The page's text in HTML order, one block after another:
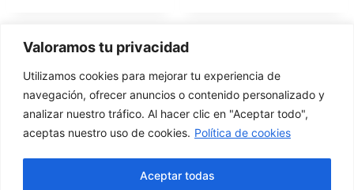
Valoramos tu privacidad
Utilizamos cookies para mejorar tu experiencia de
navegación, ofrecer anuncios o contenido personalizado y
analizar nuestro tráfico. Al hacer clic en "Aceptar todo",
aceptas nuestro uso de cookies. Política de cookies
Aceptar todas
factorymisofa@gamil.com
Resolana
627 789